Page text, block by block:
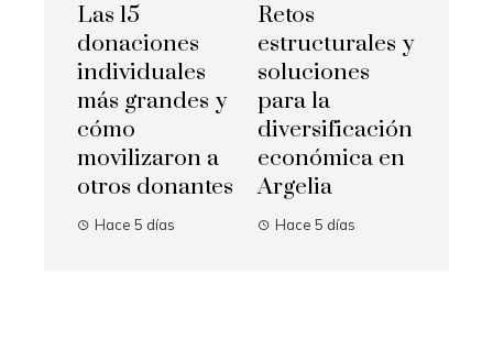
Las 15
donaciones
individuales
más grandes y
cómo
movilizaron a
otros donantes
Hace 5 días
Retos
estructurales y
soluciones
para la
diversificación
económica en
Argelia
Hace 5 días